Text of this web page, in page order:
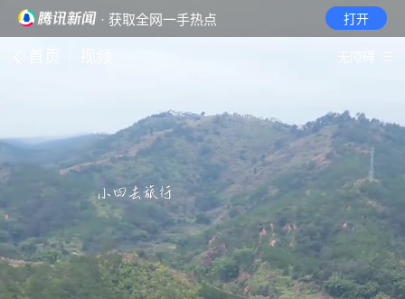
· 获取全网一手热点 打开
无障碍